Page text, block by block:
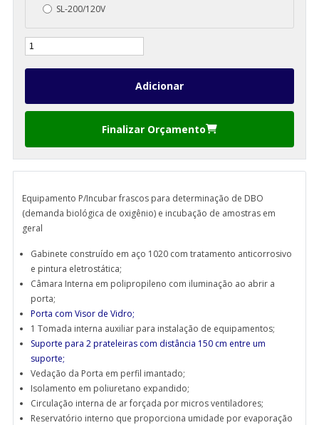
SL-200/120V
Finalizar Orçamento
Equipamento P/Incubar frascos para determinação de DBO
(demanda biológica de oxigênio) e incubação de amostras em
geral
Gabinete construído em aço 1020 com tratamento anticorrosivo
e pintura eletrostática;
Câmara Interna em polipropileno com iluminação ao abrir a
porta;
Porta com Visor de Vidro;
1 Tomada interna auxiliar para instalação de equipamentos;
Suporte para 2 prateleiras com distância 150 cm entre um
suporte;
Vedação da Porta em perfil imantado;
Isolamento em poliuretano expandido;
Circulação interna de ar forçada por micros ventiladores;
Reservatório interno que proporciona umidade por evaporação